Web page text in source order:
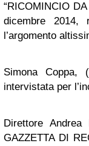
“RICOMINCIO
dicembre 2014,
l’argomento
Simona Coppa,
intervistata per
Direttore Andrea
GAZZETTA DI